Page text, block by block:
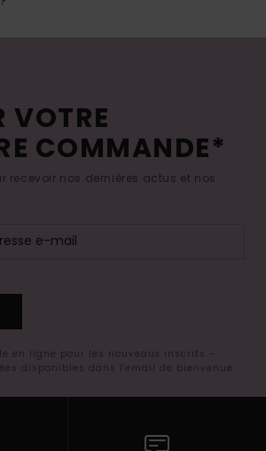
VOTRE
COMMANDE*
recevoir nos dernières actus et nos
en ligne pour les nouveaux inscrits -
disponibles dans l'email de bienvenue